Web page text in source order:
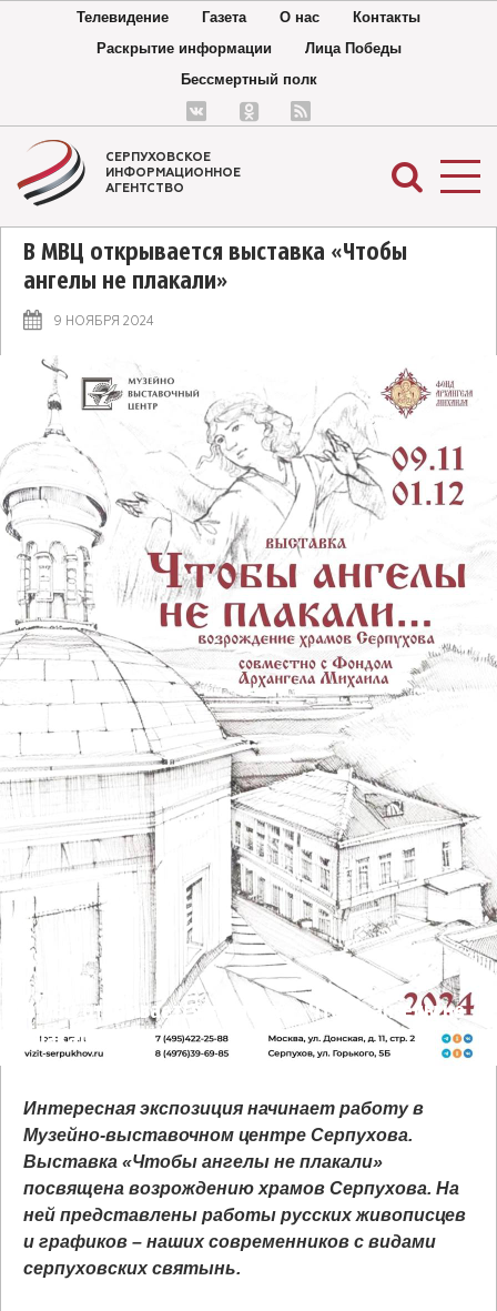
Телевидение Газета О нас
Контакты
Раскрытие информации
Лица Победы
Бессмертный полк
СЕРПУХОВСКОЕ
ИНФОРМАЦИОННОЕ
АГЕНТСТВО
В МВЦ открывается выставка «Чтобы
ангелы не плакали»
9 НОЯБРЯ 2024
В МВЦ открывается выставка «Чтобы ангелы не
плакали»
Интересная экспозиция начинает работу в
Музейно-выставочном центре Серпухова.
Выставка «Чтобы ангелы не плакали»
посвящена возрождению храмов Серпухова. На
ней представлены работы русских живописцев
и графиков – наших современников с видами
серпуховских святынь.